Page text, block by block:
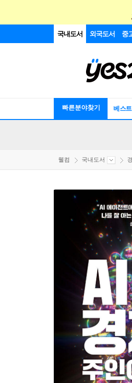
국내도서 외국도서 중
빠른분야찾기 베스트
웰컴 국내도서